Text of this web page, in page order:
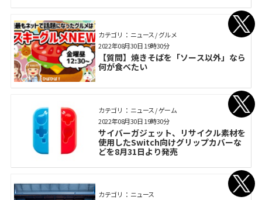
カテゴリ： ニュース / グルメ
【質問】焼きそばを「ソース以外」なら
何が食べたい
2022年08月30日 19時30分
カテゴリ： ニュース / ゲーム
サイバーガジェット、リサイクル素材を
使用したSwitch向けグリップカバーな
どを8月31日より発売
2022年08月30日 19時30分
カテゴリ： ニュース